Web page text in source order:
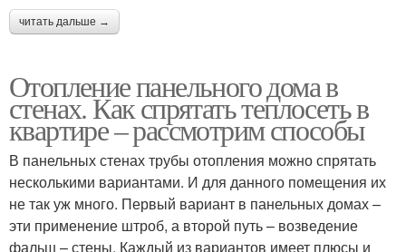
читать дальше →
Отопление панельного дома в
стенах. Как спрятать теплосеть в
квартире – рассмотрим способы
В панельных стенах трубы отопления можно спрятать
несколькими вариантами. И для данного помещения их
не так уж много. Первый вариант в панельных домах –
эти применение штроб, а второй путь – возведение
фальш – стены. Каждый из вариантов имеет плюсы и